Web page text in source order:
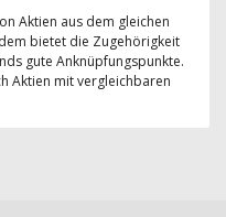
Aktien aus dem gleichen
bietet die Zugehörigkeit
gute Anknüpfungspunkte.
Aktien mit vergleichbaren